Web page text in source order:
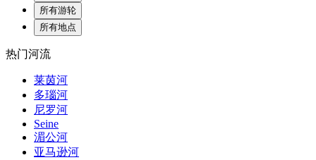
所有游轮
所有地点
热门河流
莱茵河
多瑙河
尼罗河
Seine
湄公河
亚马逊河